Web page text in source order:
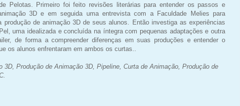
Pelotas. Primeiro foi feito revisões literárias para entender os passos e
3D e em seguida uma entrevista com a Faculdade Melies para
produção de animação 3D de seus alunos. Então investiga as experiências
uma idealizada e concluída na íntegra com pequenas adaptações e outra
de forma a compreender diferenças em suas produções e entender o
os alunos enfrentaram em ambos os curtas..
3D, Produção de Animação 3D, Pipeline, Curta de Animação, Produção de